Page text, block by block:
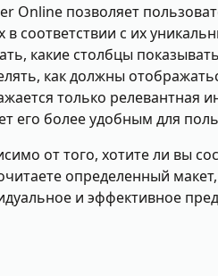
Online позволяет
в соответствии с их
какие столбцы
как должны
только релевантная
его более удобным для
от того, хотите ли вы
определенный
и эффективное